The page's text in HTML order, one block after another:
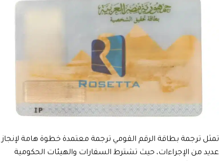
تمثل ترجمة بطاقة الرقم القومي ترجمة معتمدة خطوة هامة لإنجاز
عديد من الإجراءات، حيث تشترط السفارات والهيئات الحكومية